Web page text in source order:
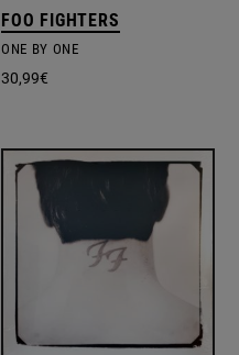
FOO FIGHTERS
ONE BY ONE
30,99€